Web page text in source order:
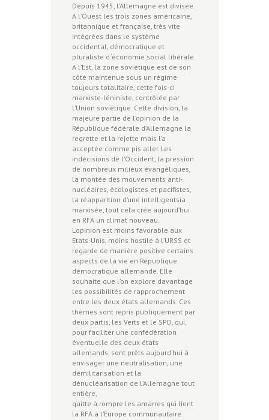
Depuis 1945, l’Allemagne est divisée.
A l’Ouest les trois zones américaine,
britannique et française, très vite
intégrées dans le système
occidental, démocratique et
pluraliste d ‘économie social libérale.
A l’Est, la zone soviétique est de son
côté maintenue sous un régime
toujours totalitaire, cette fois-ci
marxiste-léniniste, contrôlée par
l’Union soviétique. Cette division, la
majeure partie de l’opinion de la
République fédérale d’Allemagne la
regrette et la rejette mais l’a
acceptée comme pis aller. Les
indécisions de l’Occident, la pression
de nombreux milieux évangéliques,
la montée des mouvements anti-
nucléaires, écologistes et pacifistes,
la réapparition d’une intelligentsia
marxisée, tout cela crée aujourd’hui
en RFA un climat nouveau.
L’opinion est moins favorable aux
Etats-Unis, moins hostile à l’URSS et
regarde de manière positive certains
aspects de la vie en République
démocratique allemande. Elle
souhaite que l’on explore davantage
les possibilités de rapprochement
entre les deux états allemands. Ces
thèmes sont repris publiquement par
deux partis, les Verts et le SPD, qui,
pour faciliter une confédération
éventuelle des deux états
allemands, sont prêts aujourd’hui à
envisager une neutralisation, une
démilitarisation et la
dénucléarisation de l’Allemagne tout
entière,
quitte à rompre les amarres qui lient
la RFA à l’Europe communautaire.